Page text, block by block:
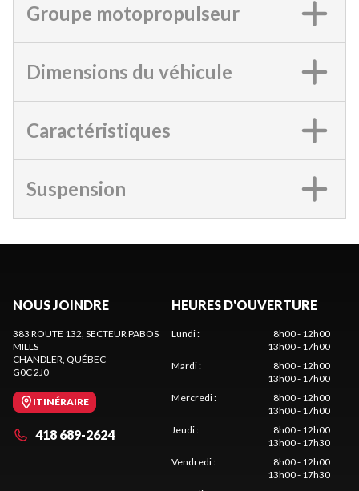
Groupe motopropulseur
Dimensions du véhicule
Caractéristiques
Suspension
NOUS JOINDRE
383 ROUTE 132, SECTEUR PABOS
MILLS
CHANDLER , QUÉBEC
G0C 2J0
ITINÉRAIRE
418 689-2624
HEURES D'OUVERTURE
Lundi:
8h00 - 12h00
13h00 - 17h00
Mardi:
8h00 - 12h00
13h00 - 17h00
Mercredi:
8h00 - 12h00
13h00 - 17h00
Jeudi:
8h00 - 12h00
13h00 - 17h30
Vendredi:
8h00 - 12h00
13h00 - 17h30